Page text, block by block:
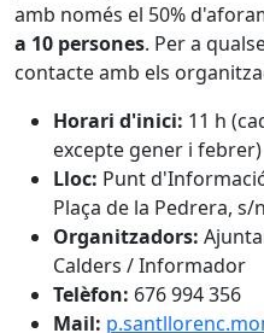
amb només el 50%
a 10 persones. Per a
contacte amb els
Horari d'inici: 11 h
excepte gener i febrer)
Lloc: Punt
Plaça de la Pedrera, s/n
Organitzadors:
Calders / Informador
Telèfon: 676 994 356
Mail: